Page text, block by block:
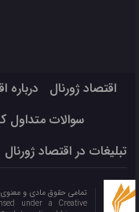
اقتصاد ژورنال درباره
سوالات متداول
تبلیغات در اقتصاد ژورنال
تمامی حقوق مادی و معنوی
under a Creative